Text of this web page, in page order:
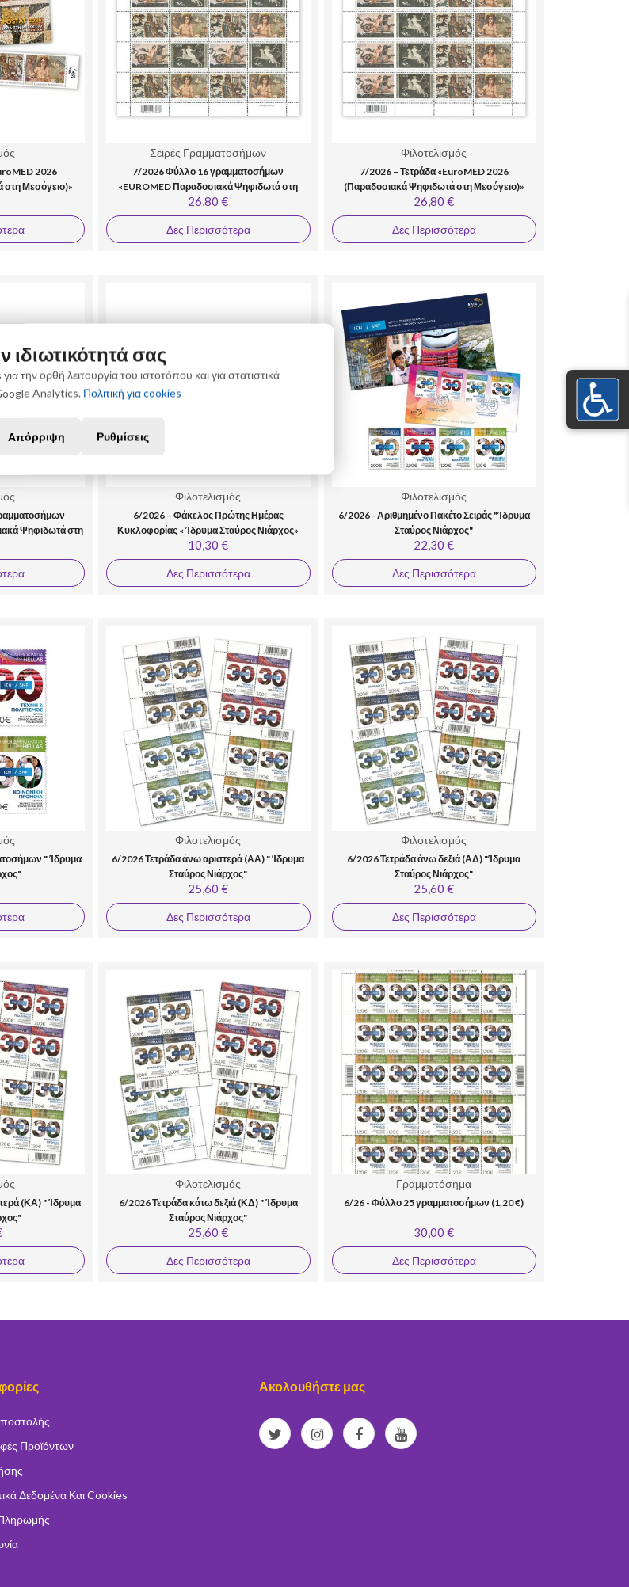
2026
Μεσόγειο)»
Σειρές Γραμματοσήμων
7/2026 Φύλλο 16 γραμματοσήμων
«EUROMED Παραδοσιακά Ψηφιδωτά στη
Μεσόγειο»
26,80 €
Δες Περισσότερα
Φιλοτελισμός
7/2026 – Τετράδα «EuroMED 2026
(Παραδοσιακά Ψηφιδωτά στη Μεσόγειο)»
26,80 €
Δες Περισσότερα
Ψηφιδωτά στη
Φιλοτελισμός
6/2026 – Φάκελος Πρώτης Ημέρας
Κυκλοφορίας « Ίδρυμα Σταύρος Νιάρχος»
10,30 €
Δες Περισσότερα
Φιλοτελισμός
6/2026 - Αριθμημένο Πακέτο Σειράς "Ίδρυμα
Σταύρος Νιάρχος"
22,30 €
Δες Περισσότερα
" Ίδρυμα
Φιλοτελισμός
6/2026 Τετράδα άνω αριστερά (ΑΑ) " Ίδρυμα
Σταύρος Νιάρχος"
25,60 €
Δες Περισσότερα
Φιλοτελισμός
6/2026 Τετράδα άνω δεξιά (ΑΔ) "Ίδρυμα
Σταύρος Νιάρχος"
25,60 €
Δες Περισσότερα
(ΚΑ) " Ίδρυμα
Φιλοτελισμός
6/2026 Τετράδα κάτω δεξιά (ΚΔ) " Ίδρυμα
Σταύρος Νιάρχος"
25,60 €
Δες Περισσότερα
Γραμματόσημα
6/26 - Φύλλο 25 γραμματοσήμων (1,20 €)
30,00 €
Δες Περισσότερα
Προϊόντων
Δεδομένα Και Cookies
Ακολουθήστε μας
ιδιωτικότητά σας
την ορθή λειτουργία του ιστοτόπου και για στατιστικά
Analytics. Πολιτική για cookies
Απόρριψη Ρυθμίσεις